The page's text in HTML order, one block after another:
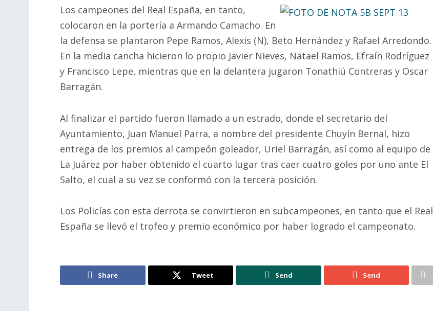
Los campeones del Real España, en tanto,
colocaron en la portería a Armando Camacho. En
la defensa se plantaron Pepe Ramos, Alexis (N), Beto Hernández y Rafael Arredondo.
En la media cancha hicieron lo propio Javier Nieves, Natael Ramos, Efraín Rodríguez
y Francisco Lepe, mientras que en la delantera jugaron Tonathiú Contreras y Oscar
Barragán.
Al finalizar el partido fueron llamado a un estrado, donde el secretario del
Ayuntamiento, Juan Manuel Parra, a nombre del presidente Chuyín Bernal, hizo
entrega de los premios al campeón goleador, Uriel Barragán, así como al equipo de
La Juárez por haber obtenido el cuarto lugar tras caer cuatro goles por uno ante El
Salto, el cual a su vez se conformó con la tercera posición.
Los Policías con esta derrota se convirtieron en subcampeones, en tanto que el Real
España se llevó el trofeo y premio económico por haber logrado el campeonato.
Share Tweet Send Send